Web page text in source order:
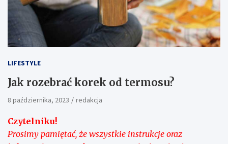
LIFESTYLE
Jak rozebrać korek od termosu?
8 października, 2023 redakcja
Czytelniku!
Prosimy pamiętać, że wszystkie instrukcje oraz